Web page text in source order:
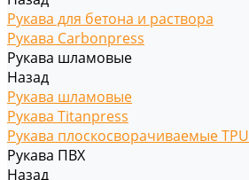
Рукава для бетона и раствора
Рукава Carbonpress
Рукава шламовые
Назад
Рукава шламовые
Рукава Titanpress
Рукава плоскосворачиваемые TPU
Рукава ПВХ
Назад